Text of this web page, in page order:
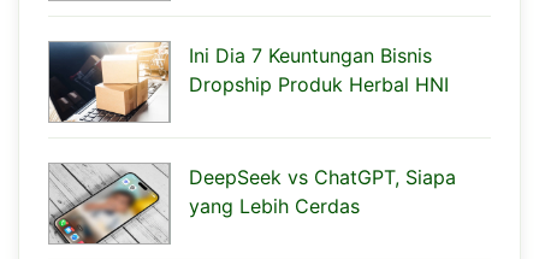
Ini Dia 7 Keuntungan Bisnis
Dropship Produk Herbal HNI
DeepSeek vs ChatGPT, Siapa
yang Lebih Cerdas